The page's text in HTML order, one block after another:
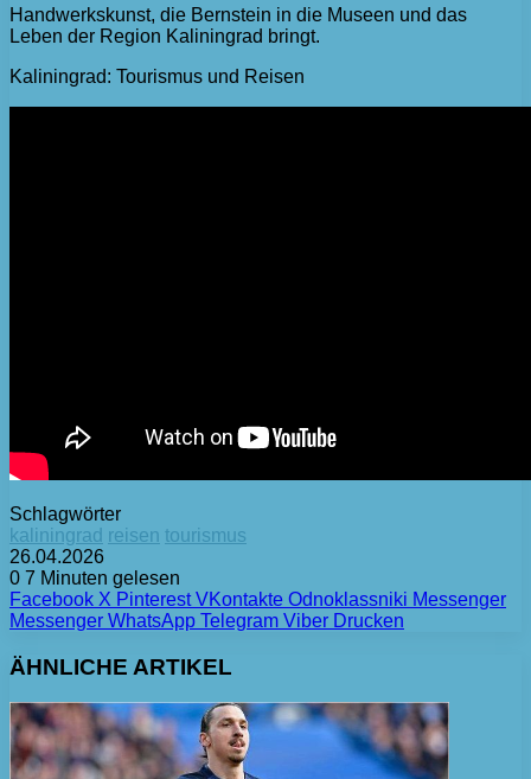
Handwerkskunst, die Bernstein in die Museen und das
Leben der Region Kaliningrad bringt.
Kaliningrad: Tourismus und Reisen
Schlagwörter
kaliningrad reisen tourismus
26.04.2026
0 7 Minuten gelesen
Facebook X Pinterest VKontakte Odnoklassniki Messenger
Messenger WhatsApp Telegram Viber Drucken
ÄHNLICHE ARTIKEL